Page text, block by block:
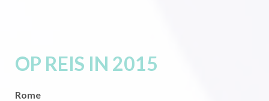
OP REIS IN 2015
Rome